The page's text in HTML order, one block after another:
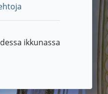
ikkunassa